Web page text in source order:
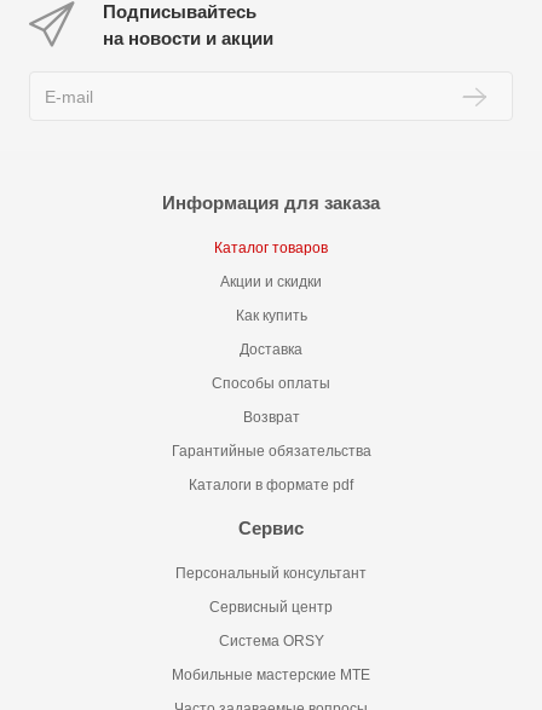
Подписывайтесь
на новости и акции
Информация для заказа
Каталог товаров
Акции и скидки
Как купить
Доставка
Способы оплаты
Возврат
Гарантийные обязательства
Каталоги в формате pdf
Сервис
Персональный консультант
Сервисный центр
Система ORSY
Мобильные мастерские MTE